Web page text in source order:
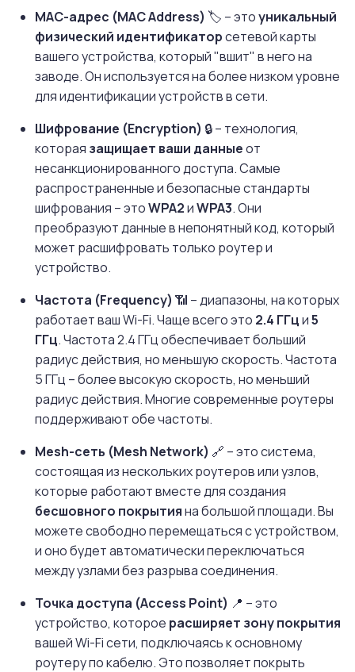
MAC-адрес (MAC Address) 🏷️ – этоуникальный
физический идентификаторсетевой карты
вашего устройства, который "вшит" в него на
заводе. Он используется на более низком уровне
для идентификации устройств в сети.
Шифрование (Encryption) 🔒 – технология,
которая защищает ваши данныеот
несанкционированного доступа. Самые
распространенные и безопасные стандарты
шифрования – этоWPA2иWPA3. Они
преобразуют данные в непонятный код, который
может расшифровать только роутер и
устройство.
Частота (Frequency) 📶 – диапазоны, на которых
работает ваш Wi-Fi. Чаще всего это 2.4 ГГци5
ГГц. Частота 2.4 ГГц обеспечивает больший
радиус действия, но меньшую скорость. Частота
5 ГГц – более высокую скорость, но меньший
радиус действия. Многие современные роутеры
поддерживают обе частоты.
Mesh-сеть (Mesh Network) 🔗 – это система,
состоящая из нескольких роутеров или узлов,
которые работают вместе для создания
бесшовного покрытияна большой площади. Вы
можете свободно перемещаться с устройством,
и оно будет автоматически переключаться
между узлами без разрыва соединения.
Точка доступа (Access Point) 📍 – это
устройство, которое расширяет зону покрытия
вашей Wi-Fi сети, подключаясь к основному
роутеру по кабелю. Это позволяет покрыть